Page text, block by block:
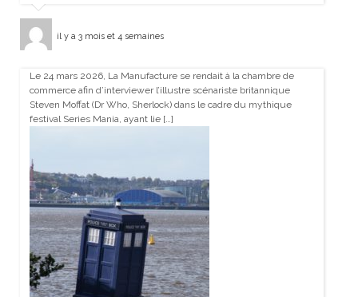
il y a 3 mois et 4 semaines
Le 24 mars 2026, La Manufacture se rendait à la chambre de
commerce afin d’interviewer l’illustre scénariste britannique
Steven Moffat (Dr Who, Sherlock) dans le cadre du mythique
festival Series Mania, ayant lie […]